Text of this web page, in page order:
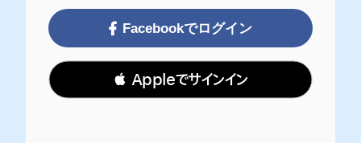
Facebookでログイン
 Appleでサインイン